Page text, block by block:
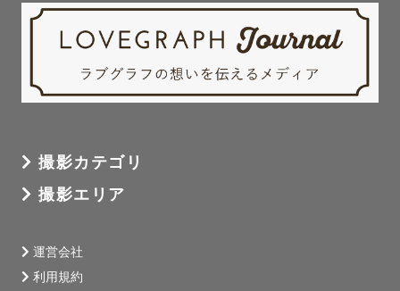
✎︎＿＿＿＿写真への想い＿＿＿＿
“記録”　でもあり　“記憶”　です。
私は幼少時、母子家庭で育ちました。小学生の頃に唯一の
家族だった母も亡くし、残された写真には自分だけが写っ
撮影カテゴリ
撮影エリア
運営会社
利用規約